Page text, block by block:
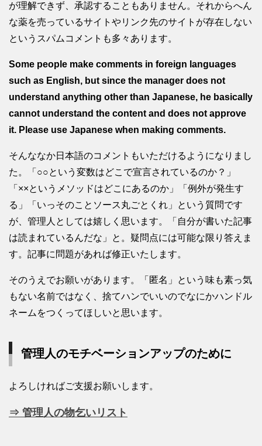
が理解できず、承認することもありません。それからへん
な薬を売っているサイトやリンク先のサイトが存在しない
というスパムコメントも多々あります。
Some people make comments in foreign languages
such as English, but since the manager does not
understand anything other than Japanese, he basically
cannot understand the content and does not approve
it. Please use Japanese when making comments.
そんななか日本語のコメントもいただけるようになりまし
た。「○○という変数はどこで宣言されているのか？」
「××というメソッドはどこにあるのか」「例外が発生す
る」「いっそのことソース丸ごとくれ」という質問です
が、管理人としては嬉しく思います。「自分が書いた記事
は読まれているんだな」と。疑問点には可能な限り答えま
す。記事に問題があれば修正いたします。
そのうえでお願いがあります。「匿名」という味も素っ気
もない名前ではなく、捨てハンでいいのでなにかハンドル
ネームをつくってほしいと思います。
管理人のモチベーションアップのために
よろしければご支援お願いします。
⇒ 管理人の物乞いリスト